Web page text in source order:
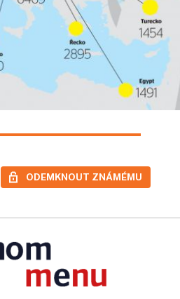
ODEMKNOUT ZNÁMÉMU